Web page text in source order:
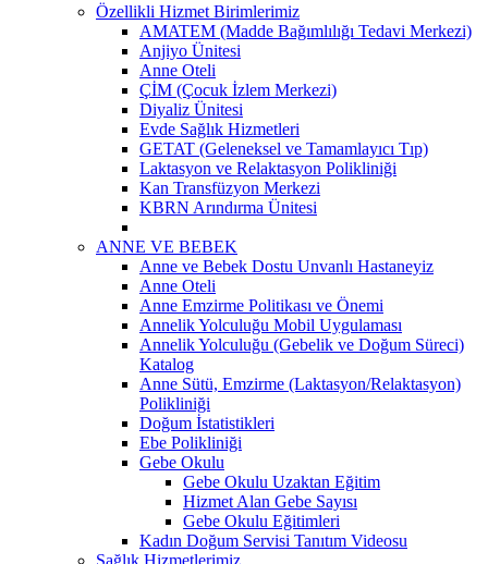
Özellikli Hizmet Birimlerimiz
AMATEM (Madde Bağımlılığı Tedavi Merkezi)
Anjiyo Ünitesi
Anne Oteli
ÇİM (Çocuk İzlem Merkezi)
Diyaliz Ünitesi
Evde Sağlık Hizmetleri
GETAT (Geleneksel ve Tamamlayıcı Tıp)
Laktasyon ve Relaktasyon Polikliniği
Kan Transfüzyon Merkezi
KBRN Arındırma Ünitesi
ANNE VE BEBEK
Anne ve Bebek Dostu Unvanlı Hastaneyiz
Anne Oteli
Anne Emzirme Politikası ve Önemi
Annelik Yolculuğu Mobil Uygulaması
Annelik Yolculuğu (Gebelik ve Doğum Süreci)
Katalog
Anne Sütü, Emzirme (Laktasyon/Relaktasyon)
Polikliniği
Doğum İstatistikleri
Ebe Polikliniği
Gebe Okulu
Gebe Okulu Uzaktan Eğitim
Hizmet Alan Gebe Sayısı
Gebe Okulu Eğitimleri
Kadın Doğum Servisi Tanıtım Videosu
Sağlık Hizmetlerimiz